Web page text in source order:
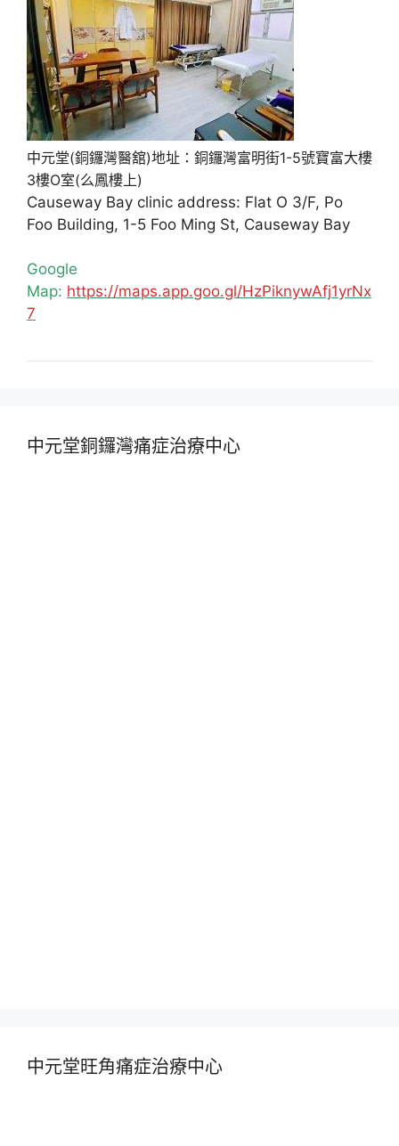
中元堂(銅鑼灣醫舘)地址：銅鑼灣富明街1-5號寶富大樓
3樓O室(么鳳樓上)
Causeway Bay clinic address: Flat O 3/F, Po
Foo Building, 1-5 Foo Ming St, Causeway Bay
Google
Map: https://maps.app.goo.gl/HzPiknywAfj1yrNx
7
中元堂銅鑼灣痛症治療中心
中元堂旺角痛症治療中心